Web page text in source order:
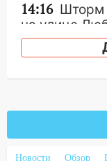
14:16 Шторм
на улице
светофор
14:12 Куда
упавшее
после
Новости Обзор